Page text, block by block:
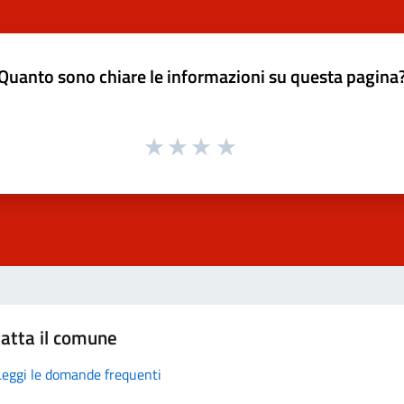
sono chiare le informazioni su questa
il comune
le domande frequenti